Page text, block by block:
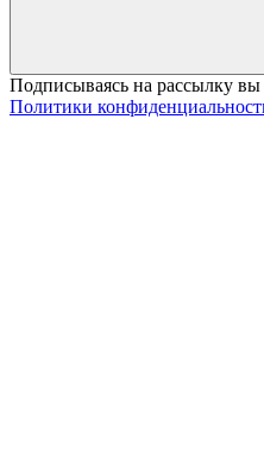
Подписываясь на рассылку вы
Политики